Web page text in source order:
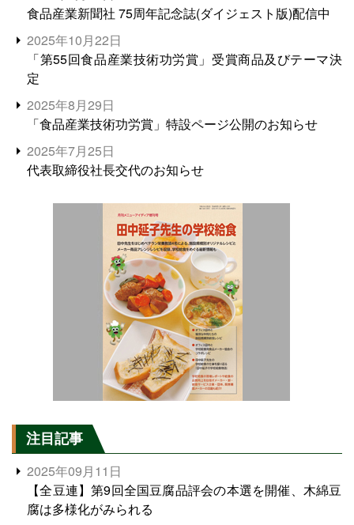
食品産業新聞社 75周年記念誌(ダイジェスト版)配信中
2025年10月22日
「第55回食品産業技術功労賞」受賞商品及びテーマ決
定
2025年8月29日
「食品産業技術功労賞」特設ページ公開のお知らせ
2025年7月25日
代表取締役社長交代のお知らせ
注目記事
2025年09月11日
【全豆連】第9回全国豆腐品評会の本選を開催、木綿豆
腐は多様化がみられる